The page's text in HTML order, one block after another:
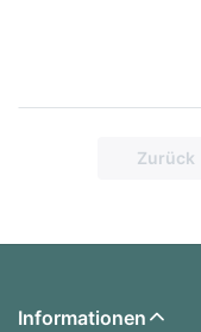
Zurück
Informationen